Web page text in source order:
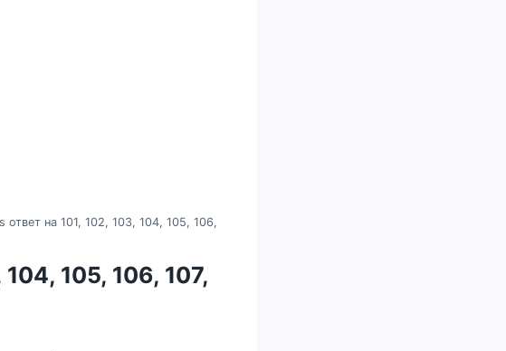
ответ на 101, 102, 103, 104, 105, 106,
105, 106, 107,